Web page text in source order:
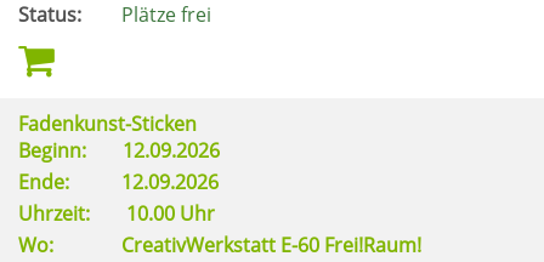
Status:
Plätze frei
Fadenkunst-Sticken
Beginn:
12.09.2026
Ende:
12.09.2026
Uhrzeit:
10.00 Uhr
Wo:
CreativWerkstatt E-60 Frei!Raum!